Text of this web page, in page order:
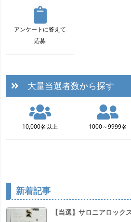
アンケートに答えて
応募
大量当選者数から探す
10,000名以上 1000～9999名
新着記事
【当選】サロニアロック